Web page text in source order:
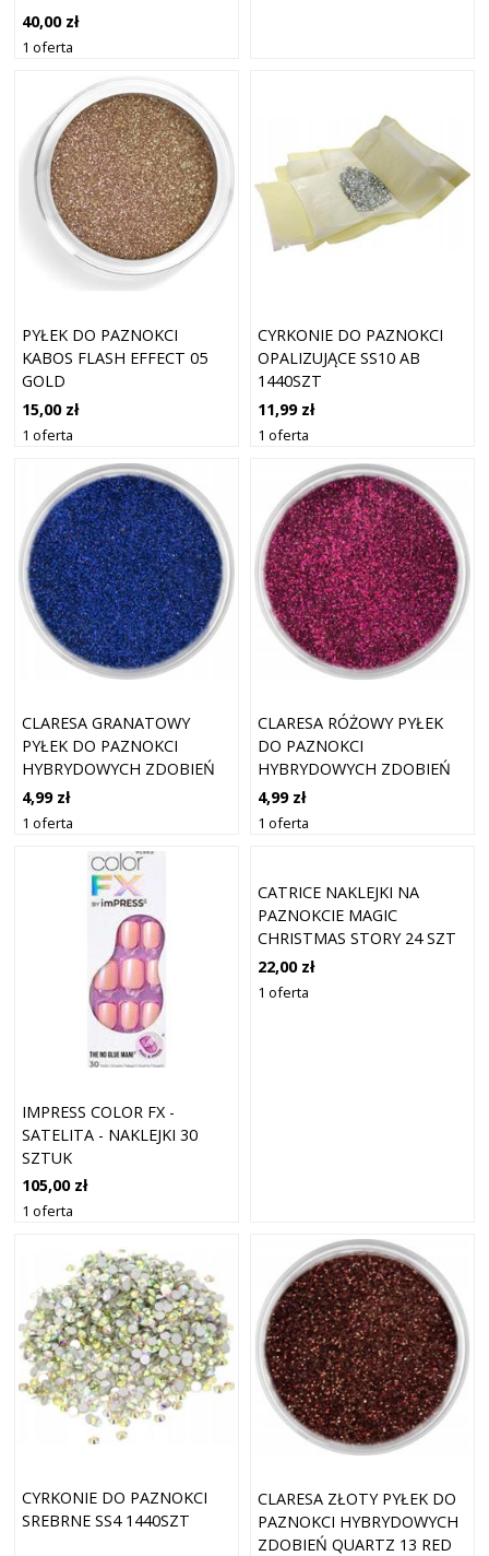
40,00 zł
1 oferta
PYŁEK DO PAZNOKCI
KABOS FLASH EFFECT 05
GOLD
15,00 zł
1 oferta
CYRKONIE DO PAZNOKCI
OPALIZUJĄCE SS10 AB
1440SZT
11,99 zł
1 oferta
CLARESA GRANATOWY
PYŁEK DO PAZNOKCI
HYBRYDOWYCH ZDOBIEŃ
QUARTZ 9 BLUE
4,99 zł
1 oferta
CLARESA RÓŻOWY PYŁEK
DO PAZNOKCI
HYBRYDOWYCH ZDOBIEŃ
QUARTZ 10 DARK PINK
4,99 zł
1 oferta
IMPRESS COLOR FX -
SATELITA - NAKLEJKI 30
SZTUK
105,00 zł
1 oferta
CATRICE NAKLEJKI NA
PAZNOKCIE MAGIC
CHRISTMAS STORY 24 SZT
22,00 zł
1 oferta
CYRKONIE DO PAZNOKCI
SREBRNE SS4 1440SZT
CLARESA ZŁOTY PYŁEK DO
PAZNOKCI HYBRYDOWYCH
ZDOBIEŃ QUARTZ 13 RED